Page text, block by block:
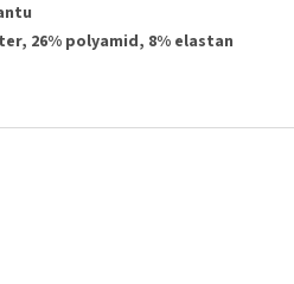
26% polyamid, 8% elastan